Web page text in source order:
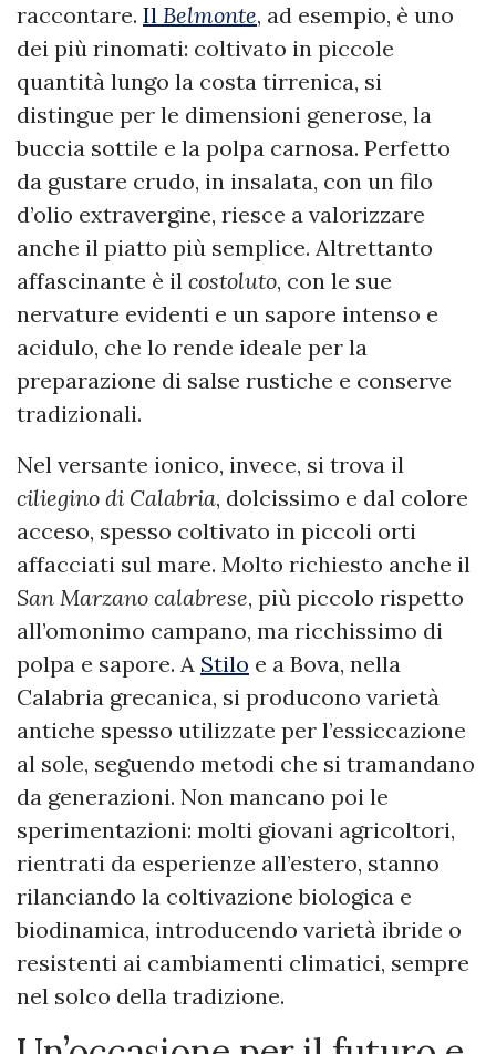
raccontare. Il Belmonte, ad esempio, è uno
dei più rinomati: coltivato in piccole
quantità lungo la costa tirrenica, si
distingue per le dimensioni generose, la
buccia sottile e la polpa carnosa. Perfetto
da gustare crudo, in insalata, con un filo
d’olio extravergine, riesce a valorizzare
anche il piatto più semplice. Altrettanto
affascinante è il costoluto, con le sue
nervature evidenti e un sapore intenso e
acidulo, che lo rende ideale per la
preparazione di salse rustiche e conserve
tradizionali.
Nel versante ionico, invece, si trova il
ciliegino di Calabria, dolcissimo e dal colore
acceso, spesso coltivato in piccoli orti
affacciati sul mare. Molto richiesto anche il
San Marzano calabrese, più piccolo rispetto
all’omonimo campano, ma ricchissimo di
polpa e sapore. A Stilo e a Bova, nella
Calabria grecanica, si producono varietà
antiche spesso utilizzate per l’essiccazione
al sole, seguendo metodi che si tramandano
da generazioni. Non mancano poi le
sperimentazioni: molti giovani agricoltori,
rientrati da esperienze all’estero, stanno
rilanciando la coltivazione biologica e
biodinamica, introducendo varietà ibride o
resistenti ai cambiamenti climatici, sempre
nel solco della tradizione.